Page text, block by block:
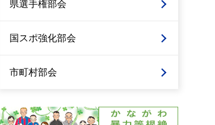
県選手権部会
国スポ強化部会
市町村部会